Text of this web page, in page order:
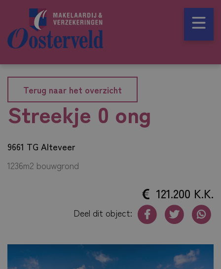
Terug naar het overzicht
Streekje 0 ong
9661 TG Alteveer
1236m2 bouwgrond
121.200 K.K.
Deel dit object: